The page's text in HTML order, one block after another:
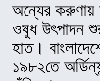
অন্যের করুণায়
ওষুধ উৎপাদন
হাত।
১৯৮২তে